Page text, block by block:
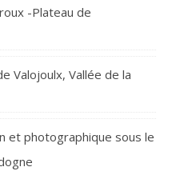
-Plateau de
Valojoulx, Vallée de la
et photographique sous le